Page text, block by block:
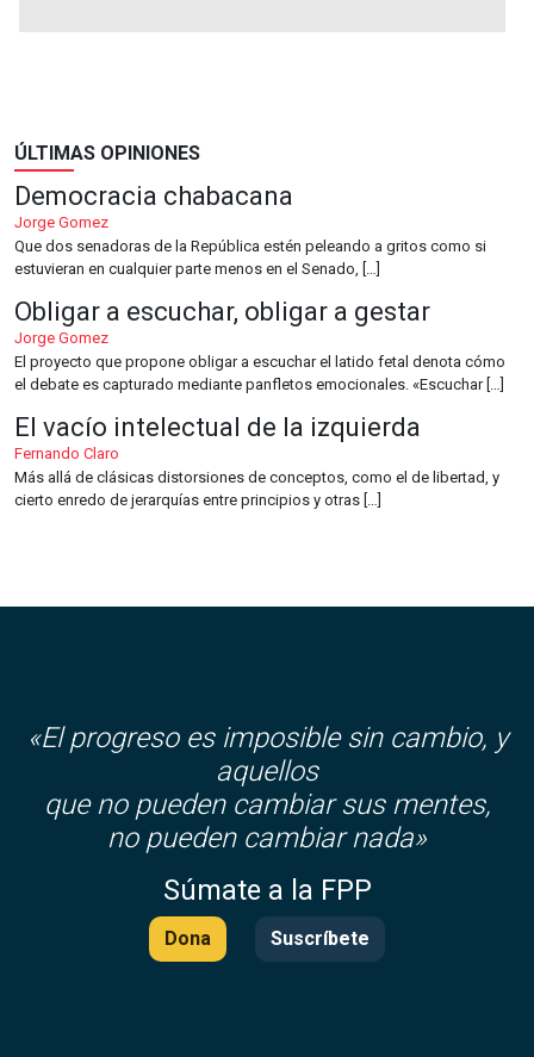
ÚLTIMAS OPINIONES
Democracia chabacana
Jorge Gomez
Que dos senadoras de la República estén peleando a gritos como si
estuvieran en cualquier parte menos en el Senado, […]
Obligar a escuchar, obligar a gestar
Jorge Gomez
El proyecto que propone obligar a escuchar el latido fetal denota cómo
el debate es capturado mediante panfletos emocionales. «Escuchar […]
El vacío intelectual de la izquierda
Fernando Claro
Más allá de clásicas distorsiones de conceptos, como el de libertad, y
cierto enredo de jerarquías entre principios y otras […]
«El progreso es imposible sin cambio, y
aquellos
que no pueden cambiar sus mentes,
no pueden cambiar nada»
Súmate a la FPP
Dona Suscríbete